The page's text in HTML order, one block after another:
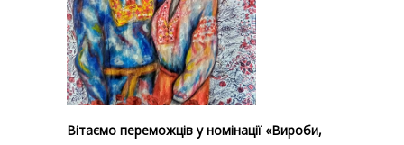
Вітаємо переможців у номінації «Вироби,